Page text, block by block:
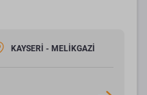
KAYSERİ - MELİKGAZİ